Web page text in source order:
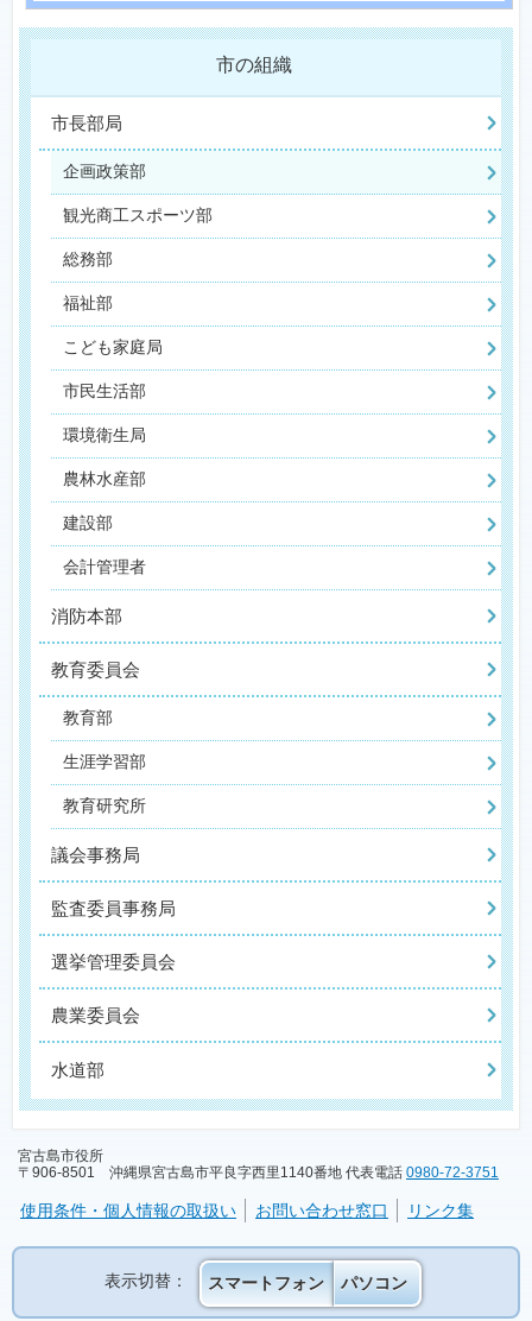
市の組織
市長部局
企画政策部
観光商工スポーツ部
総務部
福祉部
こども家庭局
市民生活部
環境衛生局
農林水産部
建設部
会計管理者
消防本部
教育委員会
教育部
生涯学習部
教育研究所
議会事務局
監査委員事務局
選挙管理委員会
農業委員会
水道部
宮古島市役所
〒906-8501 沖縄県宮古島市平良字西里1140番地 代表電話 0980-72-3751
使用条件・個人情報の取扱い お問い合わせ窓口 リンク集
表示切替： スマートフォン パソコン